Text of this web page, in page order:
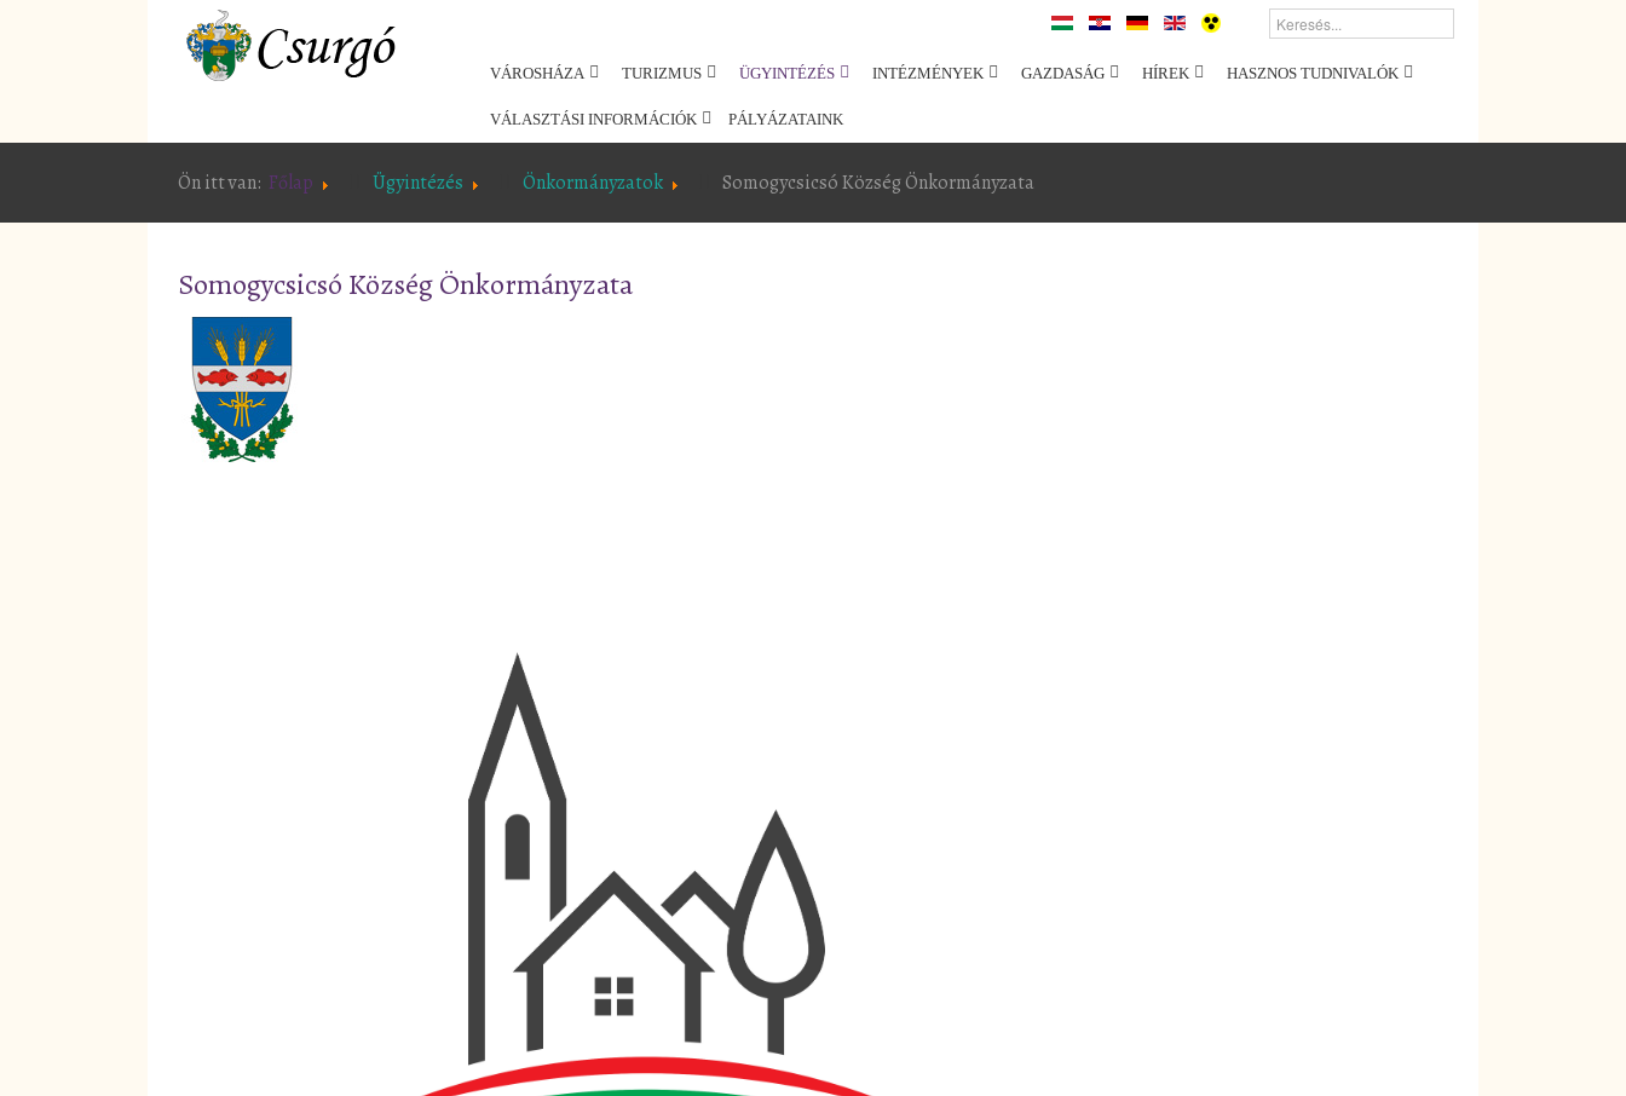
VÁROSHÁZA TURIZMUS ÜGYINTÉZÉS INTÉZMÉNYEK GAZDASÁG HÍREK HASZNOS TUDNIVALÓK
VÁLASZTÁSI INFORMÁCIÓK PÁLYÁZATAINK
Ön itt van: Főlap Ügyintézés Önkormányzatok Somogycsicsó Község Önkormányzata
Somogycsicsó Község Önkormányzata